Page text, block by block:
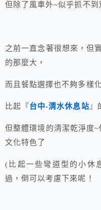
但除了風車外~似乎抓不到
之前一直念著很想來，但
的那麼大，
而且餐點選擇也不夠多樣化
比起『台中-清水休息站』
但整體環境的清潔乾淨度
文化特色了
(比起一些彎道型的小休
過，倒可以考慮下來呢！